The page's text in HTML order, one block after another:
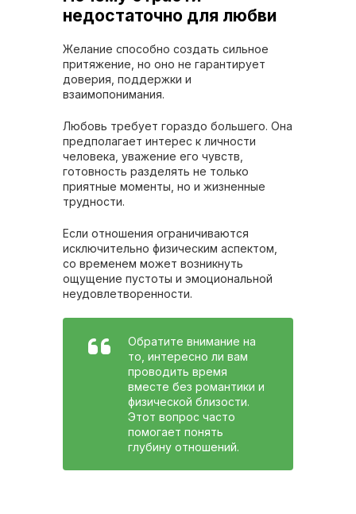
недостаточно для любви
Желание способно создать сильное
притяжение, но оно не гарантирует
доверия, поддержки и
взаимопонимания.
Любовь требует гораздо большего. Она
предполагает интерес к личности
человека, уважение его чувств,
готовность разделять не только
приятные моменты, но и жизненные
трудности.
Если отношения ограничиваются
исключительно физическим аспектом,
со временем может возникнуть
ощущение пустоты и эмоциональной
неудовлетворенности.
Обратите внимание на
то, интересно ли вам
проводить время
вместе без романтики и
физической близости.
Этот вопрос часто
помогает понять
глубину отношений.